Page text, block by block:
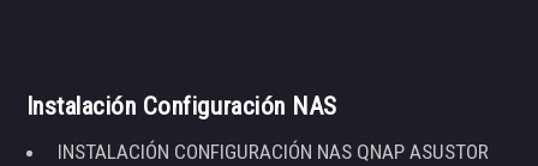
Instalación Configuración NAS
INSTALACIÓN CONFIGURACIÓN NAS QNAP ASUSTOR